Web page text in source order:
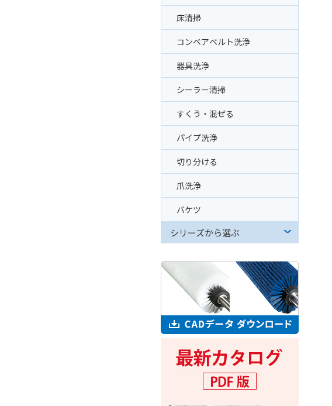
床清掃
コンベアベルト洗浄
器具洗浄
シーラー清掃
すくう・混ぜる
パイプ洗浄
切り分ける
爪洗浄
バケツ
シリーズから選ぶ